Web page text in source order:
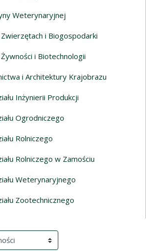
Weterynaryjnej
Zwierzętach i Biogospodarki
i Biotechnologii
i Architektury Krajobrazu
Inżynierii Produkcji
Ogrodniczego
Rolniczego
Rolniczego w Zamościu
Weterynaryjnego
Zootechnicznego
przeładowanie treści)